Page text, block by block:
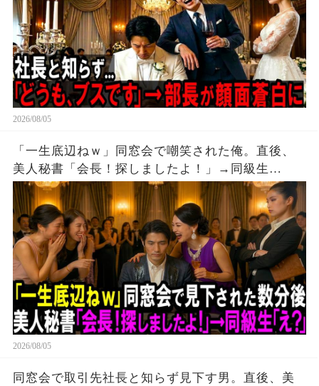
2026/08/05
「一生底辺ねｗ」同窓会で嘲笑された俺。直後、
美人秘書「会長！探しましたよ！」→同級生
「え？」。
2026/08/05
同窓会で取引先社長と知らず見下す男。直後、美